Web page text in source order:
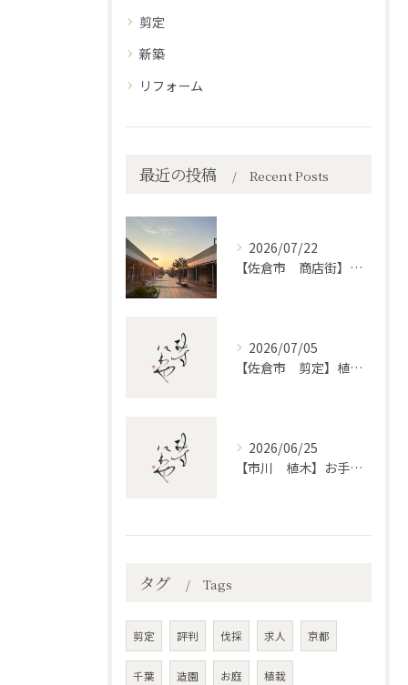
剪定
新築
リフォーム
最近の投稿 Recent Posts
2026/07/22
【佐倉市 商店街】街路植木剪定
2026/07/05
【佐倉市 剪定】植木・庭木の剪定、プロに頼むとどう違うのか。
2026/06/25
【市川 植木】お手入れ【和モダンというお庭を考える】
タグ Tags
剪定 評判 伐採 求人 京都
千葉 造園 お庭 植栽